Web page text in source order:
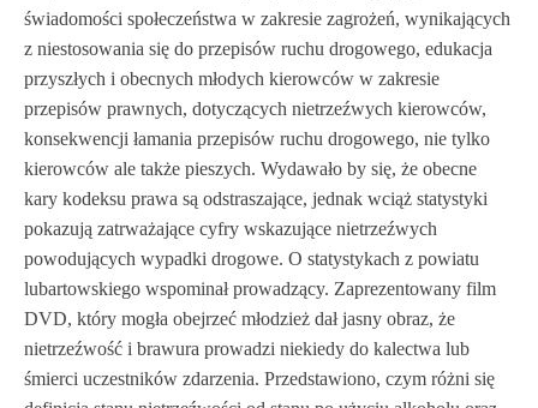
świadomości społeczeństwa w zakresie zagrożeń, wynikających
z niestosowania się do przepisów ruchu drogowego, edukacja
przyszłych i obecnych młodych kierowców w zakresie
przepisów prawnych, dotyczących nietrzeźwych kierowców,
konsekwencji łamania przepisów ruchu drogowego, nie tylko
kierowców ale także pieszych. Wydawało by się, że obecne
kary kodeksu prawa są odstraszające, jednak wciąż statystyki
pokazują zatrważające cyfry wskazujące nietrzeźwych
powodujących wypadki drogowe. O statystykach z powiatu
lubartowskiego wspominał prowadzący. Zaprezentowany film
DVD, który mogła obejrzeć młodzież dał jasny obraz, że
nietrzeźwość i brawura prowadzi niekiedy do kalectwa lub
śmierci uczestników zdarzenia. Przedstawiono, czym różni się